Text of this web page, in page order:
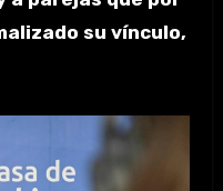
su vínculo,